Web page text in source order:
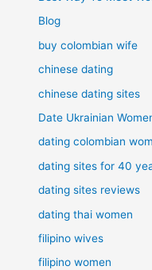
Blog
buy colombian wife
chinese dating
chinese dating sites
Date Ukrainian
dating colombian
dating sites for 40
dating sites reviews
dating thai women
filipino wives
filipino women